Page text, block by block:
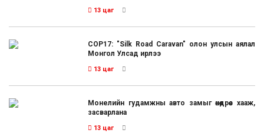
13 цаг
COP17: "Silk Road Caravan" олон улсын аялал
Монгол Улсад ирлээ
13 цаг
Монелийн гудамжны авто замыг өнөөдрөөс хааж,
засварлана
13 цаг